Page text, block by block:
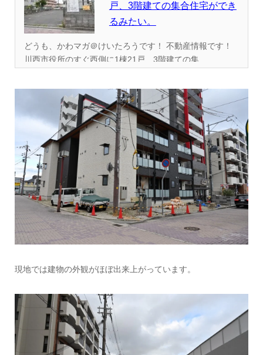
戸、3階建ての集合住宅ができ
るみたい。
どうも、かわマガ＠けいたろうです！ 不動産情報です！
川西市役所のすぐ西側に1棟21戸、3階建ての集...
現地では建物の外観がほぼ出来上がっています。